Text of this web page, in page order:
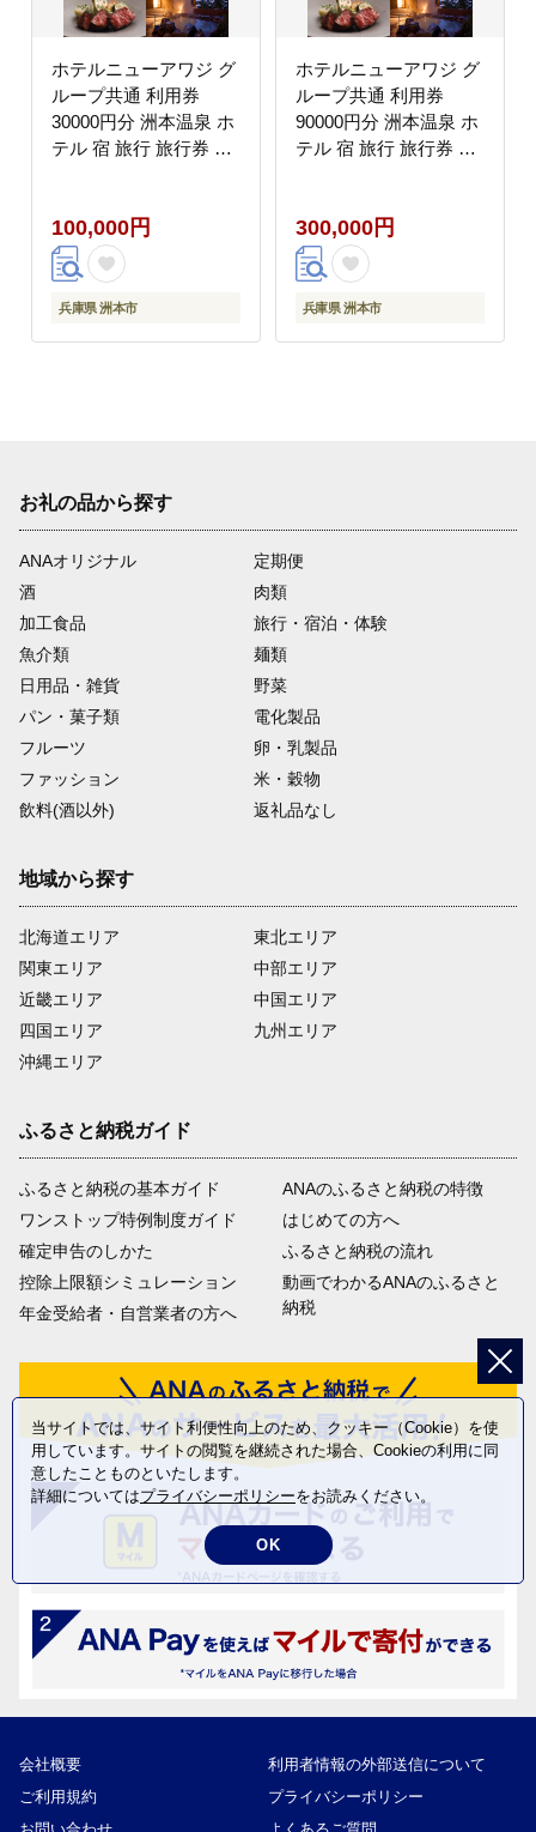
ホテルニューアワジ グ
ループ共通 利用券
30000円分 洲本温泉 ホ
テル 宿 旅行 旅行券 宿
淡路牛 海鮮 淡路島 洲
本市
100,000円
兵庫県 洲本市
ホテルニューアワジ グ
ループ共通 利用券
90000円分 洲本温泉 ホ
テル 宿 旅行 旅行券 宿
淡路牛 海鮮 淡路島 洲
本市
300,000円
兵庫県 洲本市
お礼の品から探す
ANAオリジナル
定期便
酒
肉類
加工食品
旅行・宿泊・体験
魚介類
麺類
日用品・雑貨
野菜
パン・菓子類
電化製品
フルーツ
卵・乳製品
ファッション
米・穀物
飲料(酒以外)
返礼品なし
地域から探す
北海道エリア
関東エリア
近畿エリア
四国エリア
沖縄エリア
東北エリア
中部エリア
中国エリア
九州エリア
ふるさと納税ガイド
ふるさと納税の基本ガイド
ワンストップ特例制度ガイド
確定申告のしかた
控除上限額シミュレーション
年金受給者・自営業者の方へ
ANAのふるさと納税の特徴
はじめての方へ
ふるさと納税の流れ
動画でわかるANAのふるさと
納税
会社概要
利用者情報の外部送信について
ご利用規約
プライバシーポリシー
当サイトでは、サイト利便性向上のため、クッキー（Cookie）を使
用しています。サイトの閲覧を継続された場合、Cookieの利用に同
意したことものといたします。
詳細についてはプライバシーポリシーをお読みください。
OK